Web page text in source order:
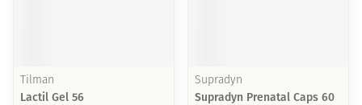
Tilman
Lactil Gel 56
Supradyn
Supradyn Prenatal Caps 60